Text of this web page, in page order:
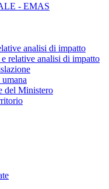
- EMAS
analisi di impatto
relative analisi di impatto
del Ministero